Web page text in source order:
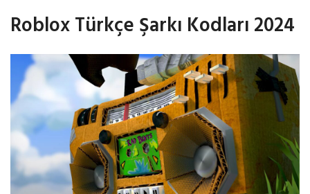
Roblox Türkçe Şarkı Kodları 2024